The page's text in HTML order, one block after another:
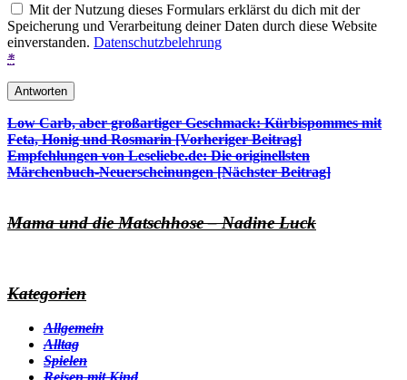
Mit der Nutzung dieses Formulars erklärst du dich mit der
Speicherung und Verarbeitung deiner Daten durch diese Website
einverstanden. Datenschutzbelehrung
*
Beitrags-
Navigation
Low Carb, aber großartiger Geschmack: Kürbispommes mit
Feta, Honig und Rosmarin [Vorheriger Beitrag]
Empfehlungen von Leseliebe.de: Die originellsten
Märchenbuch-Neuerscheinungen[Nächster Beitrag]
Mama und die Matschhose – Nadine Luck
Kategorien
Allgemein
Alltag
Spielen